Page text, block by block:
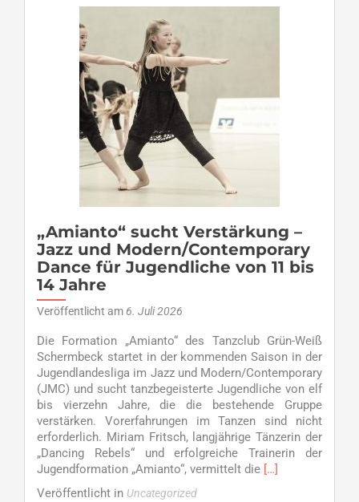
Stundenplan
–
Angebot
gilt
Schüler
ab
der
aktuell
dritten
und
vierten
Klasse
„Amianto“ sucht Verstärkung –
Jazz und Modern/Contemporary
Dance für Jugendliche von 11 bis
14 Jahre
Veröffentlicht am 6. Juli 2026
Die Formation „Amianto“ des Tanzclub Grün-Weiß
Schermbeck startet in der kommenden Saison in der
Jugendlandesliga im Jazz und Modern/Contemporary
(JMC) und sucht tanzbegeisterte Jugendliche von elf
bis vierzehn Jahre, die die bestehende Gruppe
verstärken. Vorerfahrungen im Tanzen sind nicht
erforderlich. Miriam Fritsch, langjährige Tänzerin der
„Dancing Rebels“ und erfolgreiche Trainerin der
Jugendformation „Amianto“, vermittelt die Read
[…]
Veröffentlicht in Uncategorized